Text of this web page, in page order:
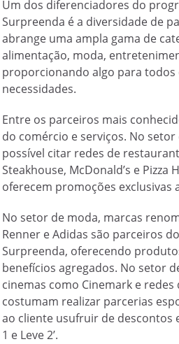
Um dos diferenciadores do
Surpreenda é a diversidade de
abrange uma ampla gama de
alimentação, moda,
proporcionando algo para todos
necessidades.
Entre os parceiros mais
do comércio e serviços. No
possível citar redes de
Steakhouse, McDonald’s e
oferecem promoções exclusivas
No setor de moda, marcas
Renner e Adidas são parceiros
Surpreenda, oferecendo
benefícios agregados. No setor
cinemas como Cinemark e
costumam realizar parcerias
ao cliente usufruir de descontos
1 e Leve 2’.